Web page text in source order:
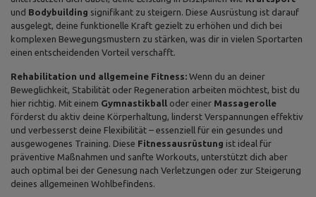
und Bodybuilding signifikant zu steigern. Diese Ausrüstung ist darauf
ausgelegt, deine funktionelle Kraft gezielt zu erhöhen und dich bei
komplexen Bewegungsmustern zu stärken, was dir in vielen Sportarten
einen entscheidenden Vorteil verschafft.
Rehabilitation und allgemeine Fitness: Wenn du an deiner
Beweglichkeit, Stabilität oder Regeneration arbeiten möchtest, bist du
hier richtig. Mit einem Gymnastikball oder einer Massagerolle
förderst du aktiv deine Körperhaltung, linderst Verspannungen effektiv
und verbesserst deine Flexibilität – essenziell für ein gesundes und
ausgewogenes Training. Diese Fitnessausrüstung ist ideal für
präventive Maßnahmen und sanfte Workouts, unterstützt dich aber
auch optimal bei der Genesung nach Verletzungen oder zur Steigerung
deines allgemeinen Wohlbefindens.